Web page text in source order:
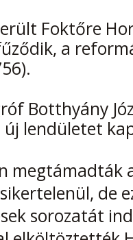
Foktőre
a
Botthyány
új lendületet
megtámadták
de
sorozatát